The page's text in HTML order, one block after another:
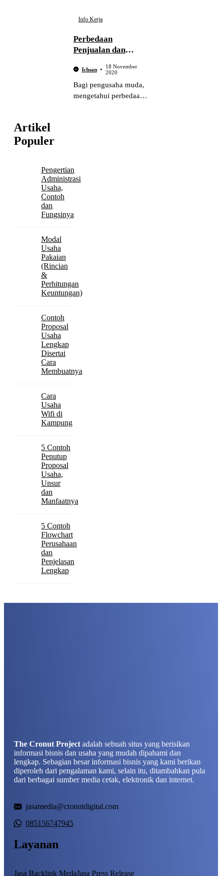
mendapatkan
keuntungan yang
maksimal. Berikut ini
langkah-langkahnya.
Info Kerja
Perbedaan
Penjualan dan
Harus diketahui
Pengusaha Muda
Ichsan
18 November
2020
Bagi pengusaha muda,
mengetahui perbedaan
Artikel
Populer
Pengertian
Administrasi
Usaha,
Contoh
dan
Fungsinya
Modal
Usaha
Pakaian
(Rincian
&
Perhitungan
Keuntungan)
Contoh
Proposal
Usaha
Lengkap
Disertai
Cara
Membuatnya
Cara
Usaha
Wifi di
Kampung
5 Contoh
Penutup
Proposal
Usaha,
Unsur
dan
Manfaatnya
5 Contoh
Flowchart
Perusahaan
dan
Penjelasan
Lengkap
The Cronut Project adalah sebuah situs yang berisikan
informasi bisnis dan usaha yang mudah dipahami dan
lengkap. Sebagian besar informasi bisnis yang kami berikan
diperoleh dari pengalaman kami, selain itu, ditambahkan pula
dari berbagai sumber media cetak, elektronik dan internet.
jasamedia@cronutdigital.com
085156747945
Layanan
Jasa Backlink MedaJasa Press Release